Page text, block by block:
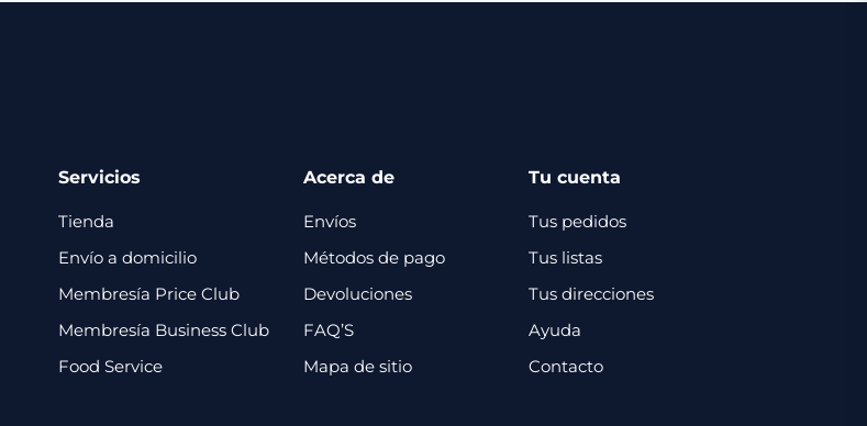
Servicios
Tienda
Envío a domicilio
Membresía Price Club
Membresía Business Club
Food Service
Acerca de
Envíos
Métodos de pago
Devoluciones
FAQ’S
Mapa de sitio
Tu cuenta
Tus pedidos
Tus listas
Tus direcciones
Ayuda
Contacto